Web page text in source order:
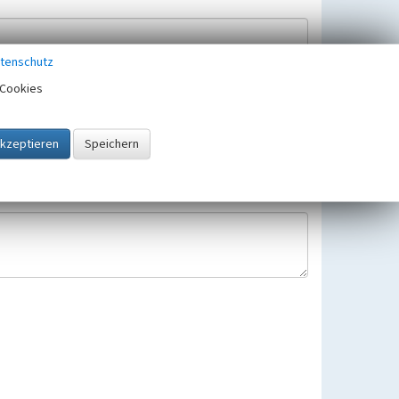
gespeichert und verwendet.
gültigen Europäischen